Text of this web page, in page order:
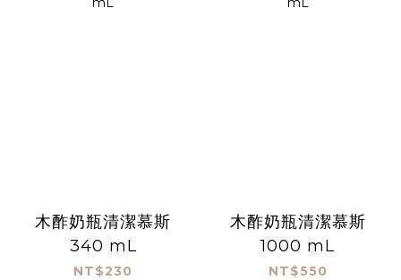
木酢奶瓶清潔慕斯
340 mL
NT$230
木酢奶瓶清潔慕斯
1000 mL
NT$550